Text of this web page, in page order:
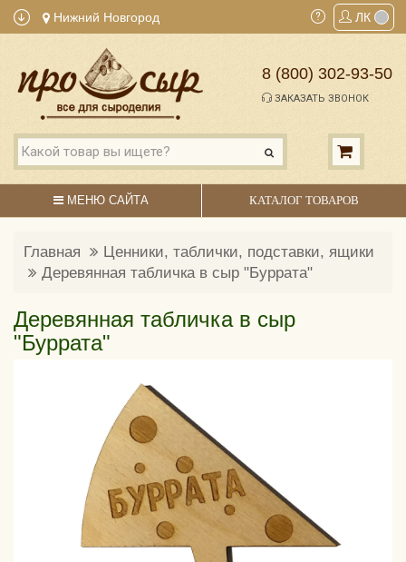
Нижний Новгород ЛК
8 (800) 302-93-50
ЗАКАЗАТЬ ЗВОНОК
МЕНЮ САЙТА КАТАЛОГ ТОВАРОВ
Главная
Ценники, таблички, подставки, ящики
Деревянная табличка в сыр "Буррата"
Деревянная табличка в сыр
"Буррата"